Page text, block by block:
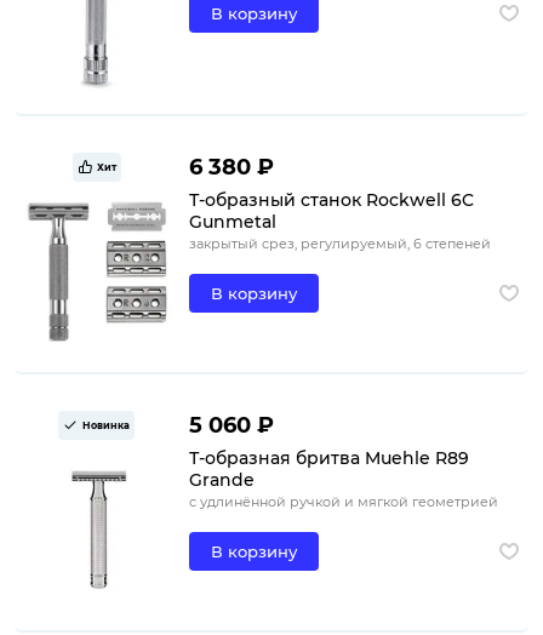
В корзину
Хит 6 380 ₽
Т-образный станок Rockwell 6C
Gunmetal
закрытый срез, регулируемый, 6 степеней
В корзину
Новинка 5 060 ₽
Т-образная бритва Muehle R89
Grande
с удлинённой ручкой и мягкой геометрией
В корзину